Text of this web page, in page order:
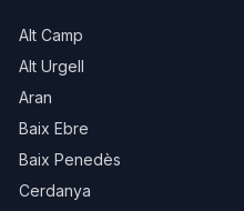
Alt Camp
Alt Urgell
Aran
Baix Ebre
Baix Penedès
Cerdanya